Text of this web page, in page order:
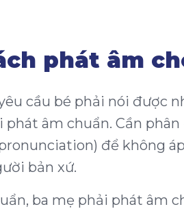
phát âm
cầu bé phải nói được
phát âm chuẩn. Cần
để không
bản xứ.
ba mẹ phải phát âm